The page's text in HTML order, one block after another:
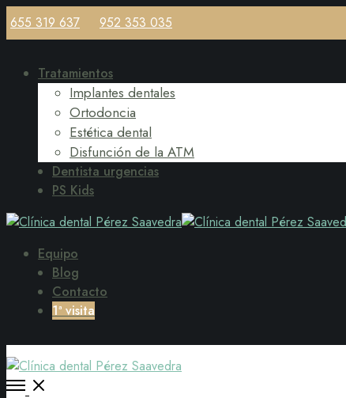
655 319 637 952 353 035
Tratamientos
Implantes dentales
Ortodoncia
Estética dental
Disfunción de la ATM
Dentista urgencias
PS Kids
Equipo
Blog
Contacto
1ª visita
Open